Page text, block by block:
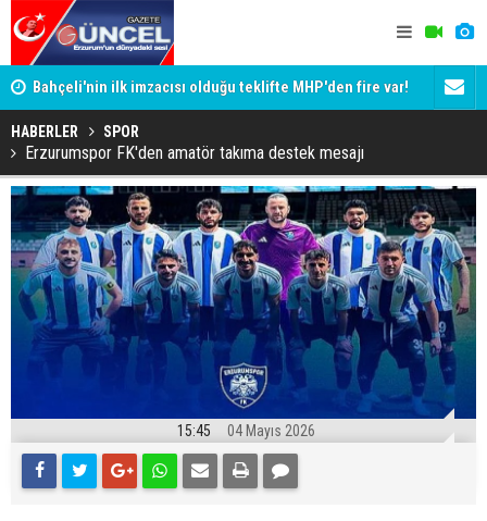
Bahçeli'nin ilk imzacısı olduğu teklifte MHP'den fire var!
İşte imzalamayan o isim
Siyaset-
HABERLER SPOR
Erzurumspor FK'den amatör takıma destek mesajı
15:45 04 Mayıs 2026